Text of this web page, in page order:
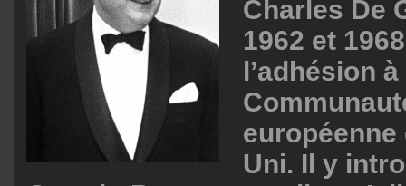
Charles De
1962 et
l’adhésion à
européenne
Uni. Il y